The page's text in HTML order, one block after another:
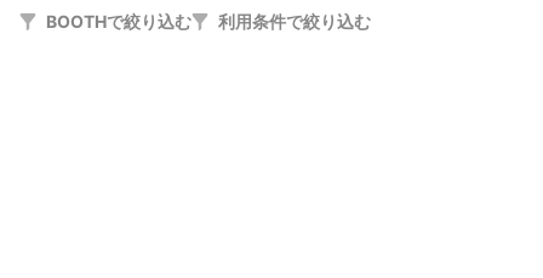
BOOTHで絞り込む 利用条件で絞り込む